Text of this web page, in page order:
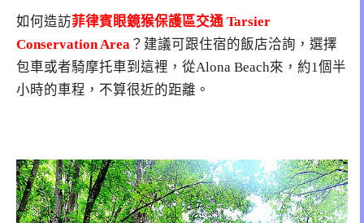
如何造訪菲律賓眼鏡猴保護區交通 Tarsier
Conservation Area ？建議可跟住宿的飯店洽詢，選擇
包車或者騎摩托車到這裡，從Alona Beach來，約1個半
小時的車程，不算很近的距離。